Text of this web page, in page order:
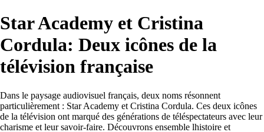
Star Academy et Cristina
Cordula: Deux icônes de la
télévision française
Dans le paysage audiovisuel français, deux noms résonnent
particulièrement : Star Academy et Cristina Cordula. Ces deux icônes
de la télévision ont marqué des générations de téléspectateurs avec leur
charisme et leur savoir-faire. Découvrons ensemble lhistoire et